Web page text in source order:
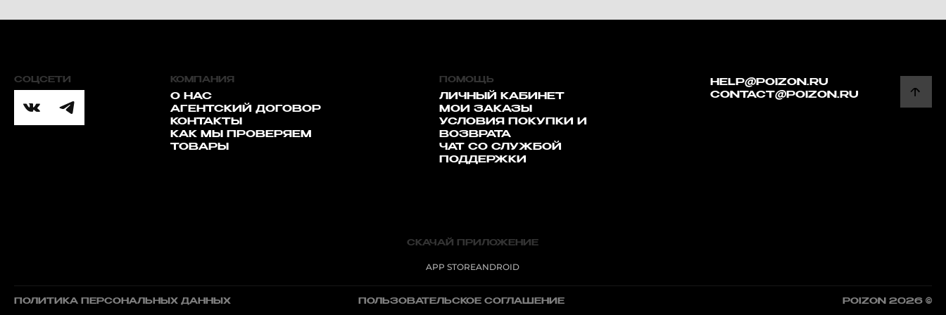
СОЦСЕТИ КОМПАНИЯ
О НАС
АГЕНТСКИЙ ДОГОВОР
КОНТАКТЫ
КАК МЫ ПРОВЕРЯЕМ
ТОВАРЫ
HELP@POIZON.RU
CONTACT@POIZON.RU
ПОМОЩЬ
ЛИЧНЫЙ КАБИНЕТ
МОИ ЗАКАЗЫ
УСЛОВИЯ ПОКУПКИ И
ВОЗВРАТА
ЧАТ СО СЛУЖБОЙ
ПОДДЕРЖКИ
СКАЧАЙ ПРИЛОЖЕНИЕ
APP STOREANDROID
ПОЛИТИКА ПЕРСОНАЛЬНЫХ ДАННЫХ ПОЛЬЗОВАТЕЛЬСКОЕ СОГЛАШЕНИЕ POIZON 2026 ©